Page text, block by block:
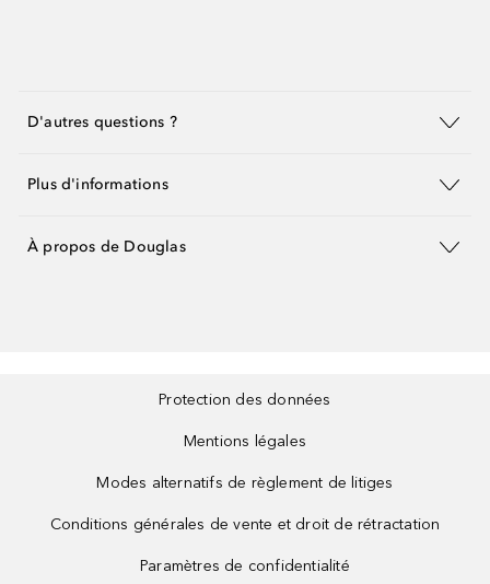
D'autres questions ?
Plus d'informations
À propos de Douglas
Protection des données
Mentions légales
Modes alternatifs de règlement de litiges
Conditions générales de vente et droit de rétractation
Paramètres de confidentialité